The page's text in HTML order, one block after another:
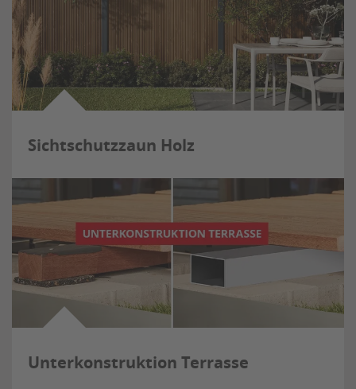
Sichtschutzzaun Holz
Unterkonstruktion Terrasse